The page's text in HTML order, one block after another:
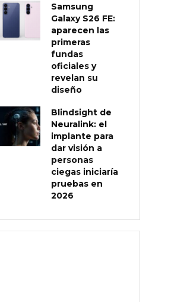
Samsung
Galaxy S26 FE:
aparecen las
primeras
fundas
oficiales y
revelan su
diseño
Blindsight de
Neuralink: el
implante para
dar visión a
personas
ciegas iniciaría
pruebas en
2026